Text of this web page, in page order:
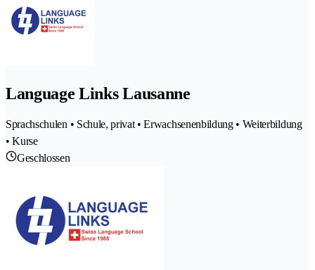
Language Links Lausanne
Sprachschulen • Schule, privat • Erwachsenenbildung • Weiterbildung
• Kurse
Geschlossen